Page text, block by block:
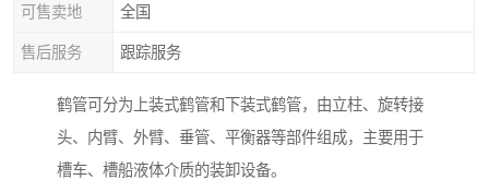
可售卖地 全国
售后服务 跟踪服务
鹤管可分为上装式鹤管和下装式鹤管，由立柱、旋转接
头、内臂、外臂、垂管、平衡器等部件组成，主要用于
槽车、槽船液体介质的装卸设备。